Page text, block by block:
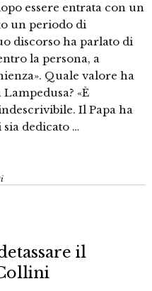
essere entrata con un
un periodo di
discorso ha parlato di
la persona, a
Quale valore ha
«È
Il Papa ha
dedicato …
il